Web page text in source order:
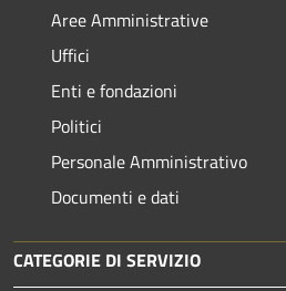
Aree Amministrative
Uffici
Enti e fondazioni
Politici
Personale Amministrativo
Documenti e dati
CATEGORIE DI SERVIZIO